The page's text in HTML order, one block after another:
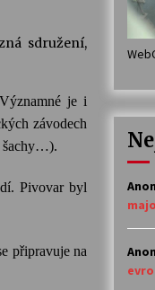
sdružení,
je i
závodech
šachy…).
Pivovar byl
připravuje na